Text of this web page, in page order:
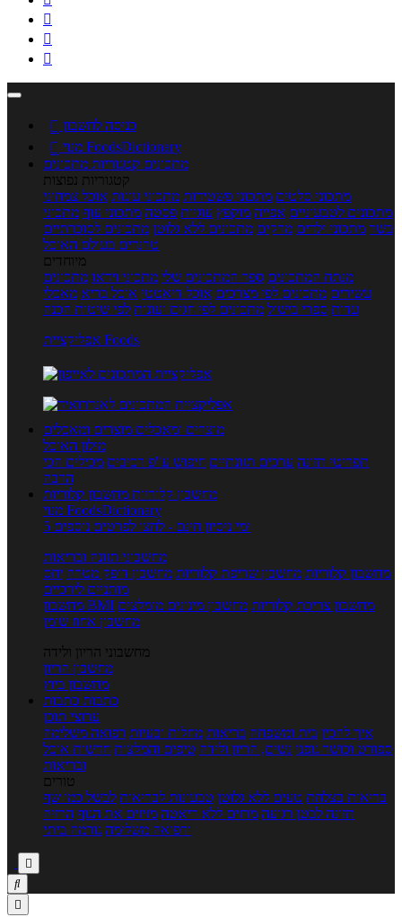



 כניסה לחשבון

מנוי FoodsDictionary
מתכונים קטגוריות מתכונים
קטגוריות נפוצות
מתכוני סלטים מתכוני פשטידות מתכוני עוגות אוכל צמחוני
מתכונים לטבעוניים אפייה מוקפץ עוגיות פסטה מתכוני עוף מתכוני
בשר מתכוני ילדים מרקים מתכונים ללא גלוטן מתכונים לסוכרתיים
טרנדים בעולם האוכל
מיוחדים
מנתח המתכונים ספר המתכונים שלי מתכוני וידאו מתכונים
עשירים מתכונים לפי מצרכים אוכל דיאטטי אוכל בריא מאכלי
עדות ספרי בישול מתכונים לפי חגים ועונות לפי שיטות הכנה
אפליקציית Foods
מוצרים ומאכלים מוצרים ומאכלים
מילון האוכל
תפריטי תזונה ערכים תזונתיים חיפוש ע"פ רכיבים מכילים הכי
הרבה
מחשבון קלוריות מחשבון קלוריות
מנוי FoodsDictionary
5 ימי ניסיון חינם - לחצו לפרטים נוספים
מחשבוני תזונה ובריאות
מחשבון קלוריות מחשבון שריפת קלוריות מחשבון דופק מטרה יחס
מותניים לירכיים
מחשבון BMI
מחשבון צריכת קלוריות מחשבון מינונים מומלצים
מחשבון אחוז שומן
מחשבוני הריון ולידה
מחשבון הריון
מחשבון ביוץ
כתבות כתבות
ערוצי תוכן
איך להכין בית ומשפחה בריאות מחלות ובעיות רפואה משלימה
ספורט וכושר גופני נשים, הריון ולידה טיפים והמלצות חדשות אוכל
ובריאות
טורים
בריאות בצלחת טעים ללא גלוטן טבעונות לבריאות לבשל כמו שף
תזונה לבטן רגועה מרזים ללא דיאטה מזיזים את הגוף הרזיה
ורפואה משלימה גורמה ביתי


